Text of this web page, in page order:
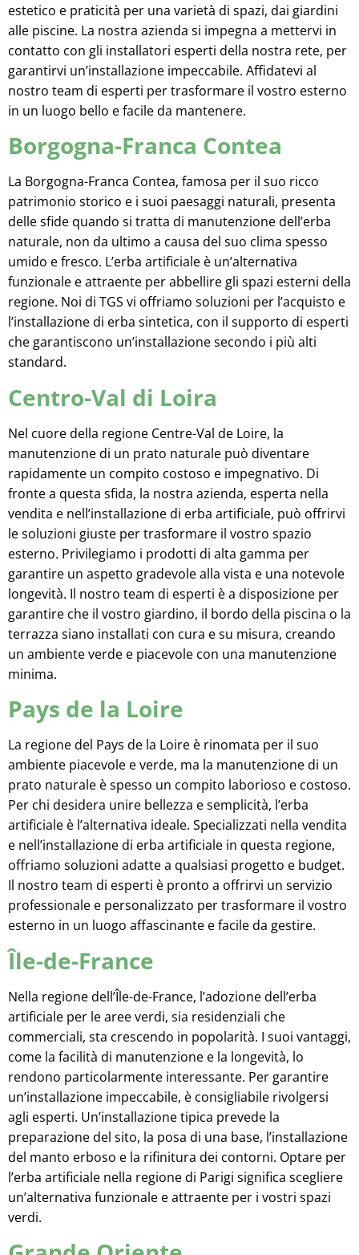
estetico e praticità per una varietà di spazi, dai giardini
alle piscine. La nostra azienda si impegna a mettervi in
contatto con gli installatori esperti della nostra rete, per
garantirvi un’installazione impeccabile. Affidatevi al
nostro team di esperti per trasformare il vostro esterno
in un luogo bello e facile da mantenere.
Borgogna-Franca Contea
La Borgogna-Franca Contea, famosa per il suo ricco
patrimonio storico e i suoi paesaggi naturali, presenta
delle sfide quando si tratta di manutenzione dell’erba
naturale, non da ultimo a causa del suo clima spesso
umido e fresco. L’erba artificiale è un’alternativa
funzionale e attraente per abbellire gli spazi esterni della
regione. Noi di TGS vi offriamo soluzioni per l’acquisto e
l’installazione di erba sintetica, con il supporto di esperti
che garantiscono un’installazione secondo i più alti
standard.
Centro-Val di Loira
Nel cuore della regione Centre-Val de Loire, la
manutenzione di un prato naturale può diventare
rapidamente un compito costoso e impegnativo. Di
fronte a questa sfida, la nostra azienda, esperta nella
vendita e nell’installazione di erba artificiale, può offrirvi
le soluzioni giuste per trasformare il vostro spazio
esterno. Privilegiamo i prodotti di alta gamma per
garantire un aspetto gradevole alla vista e una notevole
longevità. Il nostro team di esperti è a disposizione per
garantire che il vostro giardino, il bordo della piscina o la
terrazza siano installati con cura e su misura, creando
un ambiente verde e piacevole con una manutenzione
minima.
Pays de la Loire
La regione del Pays de la Loire è rinomata per il suo
ambiente piacevole e verde, ma la manutenzione di un
prato naturale è spesso un compito laborioso e costoso.
Per chi desidera unire bellezza e semplicità, l’erba
artificiale è l’alternativa ideale. Specializzati nella vendita
e nell’installazione di erba artificiale in questa regione,
offriamo soluzioni adatte a qualsiasi progetto e budget.
Il nostro team di esperti è pronto a offrirvi un servizio
professionale e personalizzato per trasformare il vostro
esterno in un luogo affascinante e facile da gestire.
Île-de-France
Nella regione dell’Île-de-France, l’adozione dell’erba
artificiale per le aree verdi, sia residenziali che
commerciali, sta crescendo in popolarità. I suoi vantaggi,
come la facilità di manutenzione e la longevità, lo
rendono particolarmente interessante. Per garantire
un’installazione impeccabile, è consigliabile rivolgersi
agli esperti. Un’installazione tipica prevede la
preparazione del sito, la posa di una base, l’installazione
del manto erboso e la rifinitura dei contorni. Optare per
l’erba artificiale nella regione di Parigi significa scegliere
un’alternativa funzionale e attraente per i vostri spazi
verdi.